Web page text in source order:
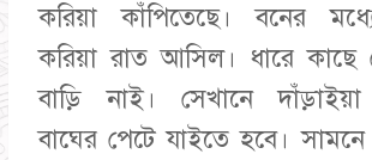
করিয়া কাঁপিতেছে। বনের
করিয়া রাত আসিল। ধারে
বাড়ি নাই। সেখানে
বাঘের পেটে যাইতে হবে।